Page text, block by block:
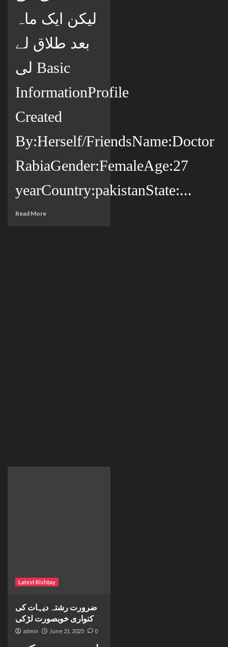
لیکن ایک ماہ
بعد طلاق لے
لی Basic
InformationProfile
Created
By:Herself/FriendsName:Doctor
RabiaGender:FemaleAge:27
yearCountry:pakistanState:...
Read More
Latest Rishtay
ضرورت رشتہ دیہات کی
کنواری خوبصورت لڑکی
admin June 21, 2025 0